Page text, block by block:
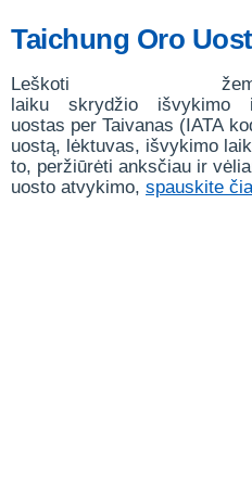
Taichung Oro
Leškoti
laiku skrydžio išvykimo
uostas per Taivanas (IATA
uostą, lėktuvas, išvykimo
to, peržiūrėti anksčiau ir
uosto atvykimo, spauskite čia